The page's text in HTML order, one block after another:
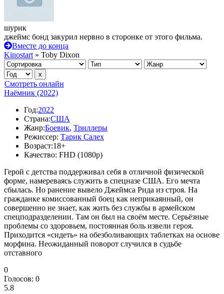
шурик
джеймс бонд закурил нервно в сторонке от этого фильма.
Вместе до конца
Kinostart » Toby Dixon
Смотреть онлайн
Наёмник (2022)
Год:2022
Страна:США
Жанр:Боевик, Триллеры
Режиссер: Тарик Салех
Возраст:18+
Качество: FHD (1080p)
Герой с детства поддерживал себя в отличной физической
форме, намереваясь служить в спецназе США. Его мечта
сбылась. Но ранение вывело Джеймса Рида из строя. На
гражданке комиссованный боец как неприкаянный, он
совершенно не знает, как жить без службы в армейском
спецподразделении. Там он был на своём месте. Серьёзные
проблемы со здоровьем, постоянная боль извели героя.
Приходится «сидеть» на обезболивающих таблетках на основе
морфина. Неожиданный поворот случился в судьбе
отставного
0
Голосов: 0
5.8